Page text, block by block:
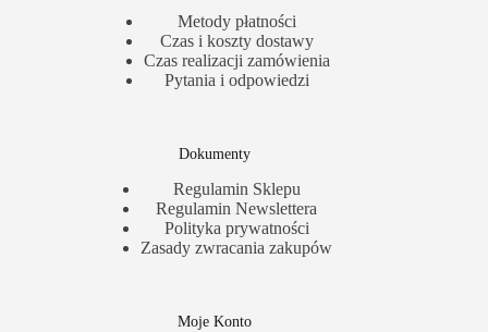
Metody płatności
Czas i koszty dostawy
Czas realizacji zamówienia
Pytania i odpowiedzi
Dokumenty
Regulamin Sklepu
Regulamin Newslettera
Polityka prywatności
Zasady zwracania zakupów
Moje Konto